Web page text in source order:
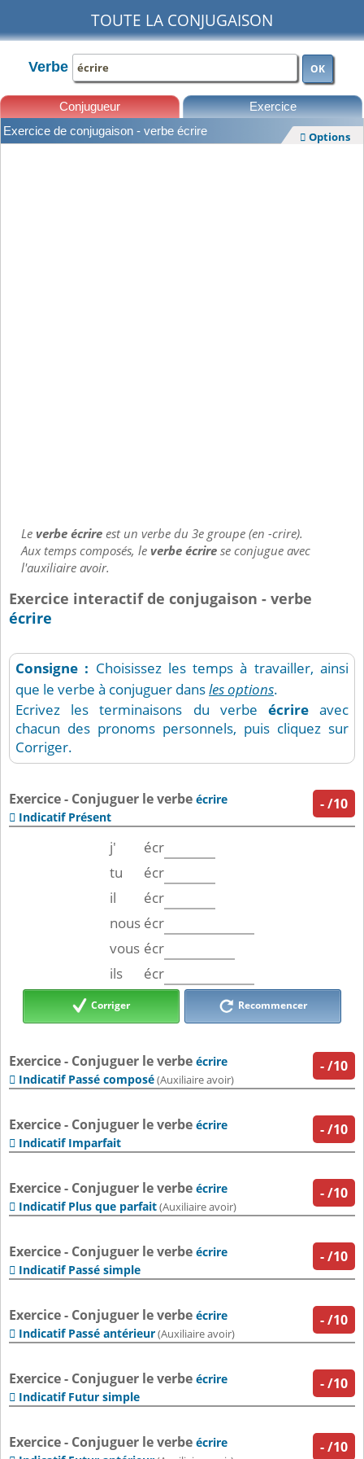
TOUTE LA CONJUGAISON
Verbe OK
Conjugueur Exercice
Exercice de conjugaison - verbe écrire  Options
Leverbe écrireest un verbe du 3e groupe (en -crire).
Aux temps composés, leverbe écrirese conjugue avec
l'auxiliaire avoir.
Exercice interactif de conjugaison - verbe
écrire
Consigne : Choisissez les temps à travailler, ainsi
que le verbe à conjuguer dansles options.
Ecrivez les terminaisons du verbe écrireavec
chacun des pronoms personnels, puis cliquez sur
Corriger.
-/10
Exercice - Conjuguer le verbe écrire
 Indicatif Présent
j'
écr
tu
écr
il
écr
nous écr
vous écr
ils
écr
Corriger Recommencer
-/10
Exercice - Conjuguer le verbe écrire
 Indicatif Passé composé(Auxiliaire avoir)
-/10
Exercice - Conjuguer le verbe écrire
 Indicatif Imparfait
-/10
Exercice - Conjuguer le verbe écrire
 Indicatif Plus que parfait(Auxiliaire avoir)
-/10
Exercice - Conjuguer le verbe écrire
 Indicatif Passé simple
-/10
Exercice - Conjuguer le verbe écrire
 Indicatif Passé antérieur(Auxiliaire avoir)
-/10
Exercice - Conjuguer le verbe écrire
 Indicatif Futur simple
-/10
Exercice - Conjuguer le verbe écrire